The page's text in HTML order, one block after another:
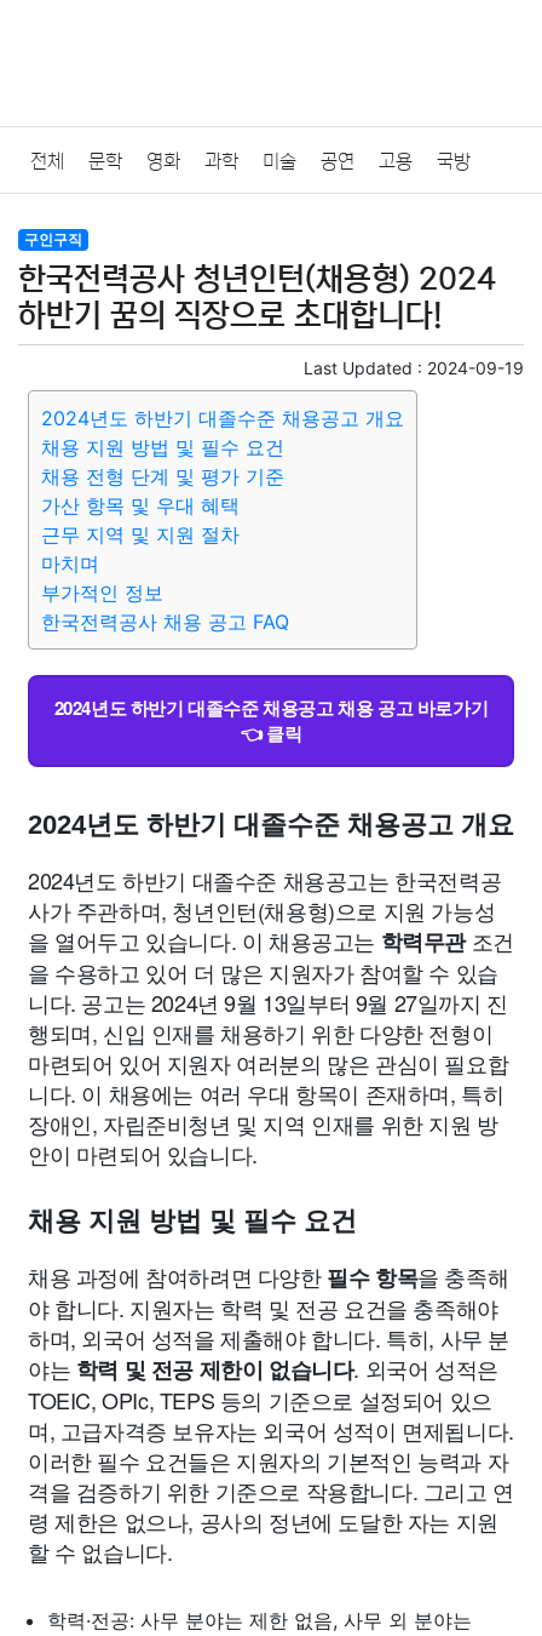
전체 문학 영화 과학 미술 공연 고용 국방
법률
질병 가요 방송 일상 주식 암호화폐 블록체인
미용 증권 인테리어
요리 상품리뷰 원예 금융 게임 스포츠
대출 자동차 취미 여행
종교 사회
부동산 외국어 교육 교통
구인구직
한국전력공사 청년인턴(채용형) 2024
하반기 꿈의 직장으로 초대합니다!
Last Updated : 2024-09-19
2024년도 하반기 대졸수준 채용공고 개요
채용 지원 방법 및 필수 요건
채용 전형 단계 및 평가 기준
가산 항목 및 우대 혜택
근무 지역 및 지원 절차
마치며
부가적인 정보
한국전력공사 채용 공고 FAQ
2024년도 하반기 대졸수준 채용공고 채용 공고 바로가기
👈 클릭
2024년도 하반기 대졸수준 채용공고 개요
2024년도 하반기 대졸수준 채용공고는 한국전력공
사가 주관하며, 청년인턴(채용형)으로 지원 가능성
을 열어두고 있습니다. 이 채용공고는 학력무관조건
을 수용하고 있어 더 많은 지원자가 참여할 수 있습
니다. 공고는 2024년 9월 13일부터 9월 27일까지 진
행되며, 신입 인재를 채용하기 위한 다양한 전형이
마련되어 있어 지원자 여러분의 많은 관심이 필요합
니다. 이 채용에는 여러 우대 항목이 존재하며, 특히
장애인, 자립준비청년 및 지역 인재를 위한 지원 방
안이 마련되어 있습니다.
채용 지원 방법 및 필수 요건
채용 과정에 참여하려면 다양한필수 항목을 충족해
야 합니다. 지원자는 학력 및 전공 요건을 충족해야
하며, 외국어 성적을 제출해야 합니다. 특히, 사무 분
야는 학력 및 전공 제한이 없습니다. 외국어 성적은
TOEIC, OPIc, TEPS 등의 기준으로 설정되어 있으
며, 고급자격증 보유자는 외국어 성적이 면제됩니다.
이러한 필수 요건들은 지원자의 기본적인 능력과 자
격을 검증하기 위한 기준으로 작용합니다. 그리고 연
령 제한은 없으나, 공사의 정년에 도달한 자는 지원
할 수 없습니다.
학력·전공: 사무 분야는 제한 없음, 사무 외 분야는